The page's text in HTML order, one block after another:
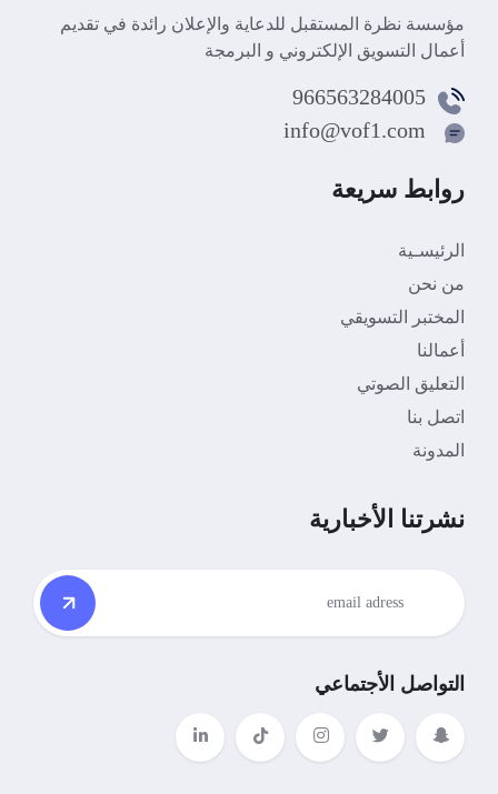
مؤسسة نظرة المستقبل للدعاية والإعلان رائدة في تقديم
أعمال التسويق الإلكتروني و البرمجة
966563284005
info@vof1.com
روابط سريعة
الرئيسـية
من نحن
المختبر التسويقي
أعمالنا
التعليق الصوتي
اتصل بنا
المدونة
نشرتنا الأخبارية
التواصل الأجتماعي